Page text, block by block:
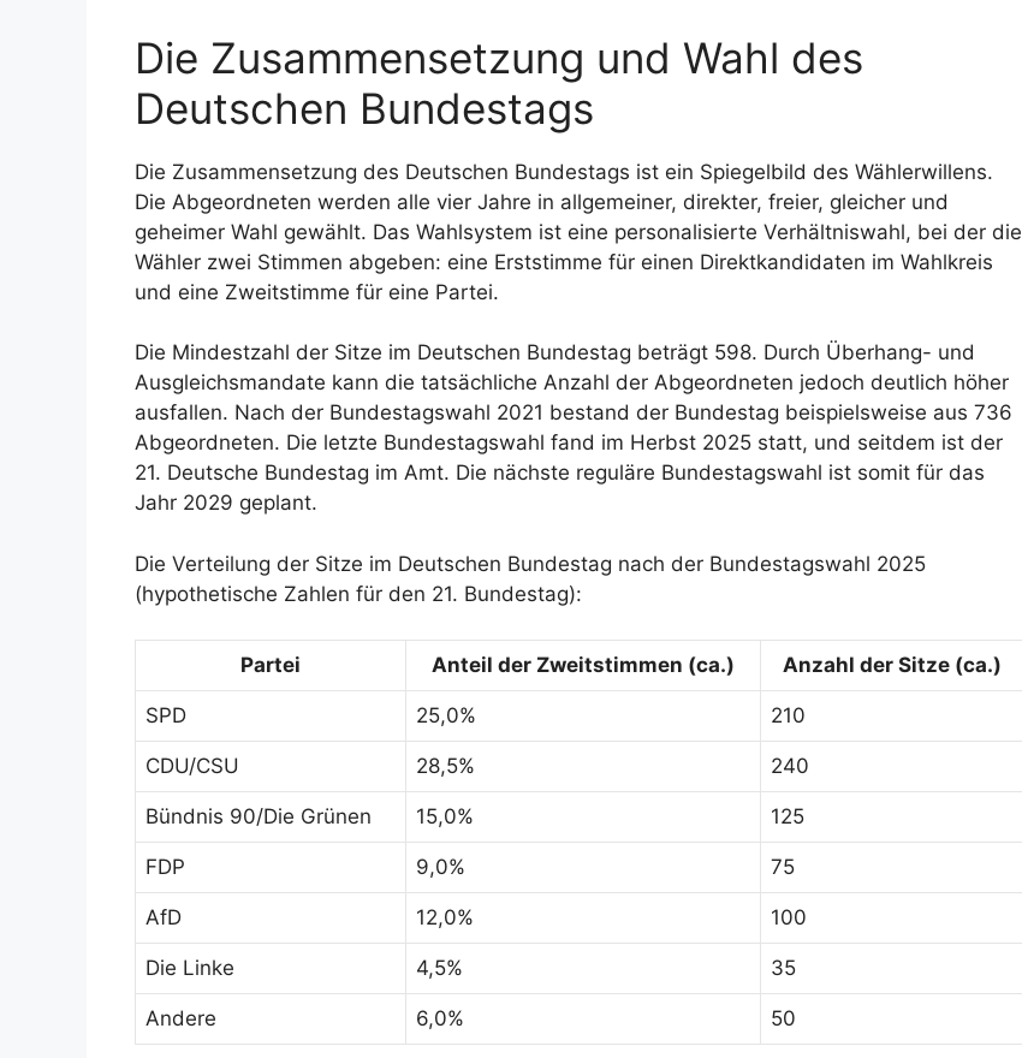
Die Zusammensetzung und Wahl des
Deutschen Bundestags
Die Zusammensetzung des Deutschen Bundestags ist ein Spiegelbild des Wählerwillens.
Die Abgeordneten werden alle vier Jahre in allgemeiner, direkter, freier, gleicher und
geheimer Wahl gewählt. Das Wahlsystem ist eine personalisierte Verhältniswahl, bei der die
Wähler zwei Stimmen abgeben: eine Erststimme für einen Direktkandidaten im Wahlkreis
und eine Zweitstimme für eine Partei.
Die Mindestzahl der Sitze im Deutschen Bundestag beträgt 598. Durch Überhang- und
Ausgleichsmandate kann die tatsächliche Anzahl der Abgeordneten jedoch deutlich höher
ausfallen. Nach der Bundestagswahl 2021 bestand der Bundestag beispielsweise aus 736
Abgeordneten. Die letzte Bundestagswahl fand im Herbst 2025 statt, und seitdem ist der
21. Deutsche Bundestag im Amt. Die nächste reguläre Bundestagswahl ist somit für das
Jahr 2029 geplant.
Die Verteilung der Sitze im Deutschen Bundestag nach der Bundestagswahl 2025
(hypothetische Zahlen für den 21. Bundestag):
Partei Anteil der Zweitstimmen (ca.) Anzahl der Sitze (ca.)
SPD 25,0% 210
CDU/CSU 28,5% 240
Bündnis 90/Die Grünen 15,0% 125
FDP 9,0% 75
AfD 12,0% 100
Die Linke 4,5% 35
Andere 6,0% 50